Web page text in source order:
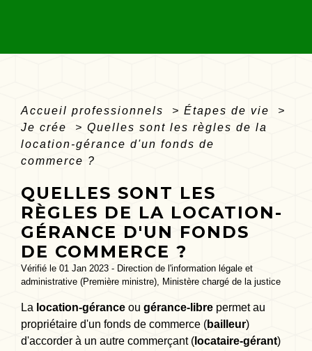
Accueil professionnels > Étapes de vie
>
Je crée
> Quelles sont les règles de la
location-gérance d'un fonds de
commerce ?
QUELLES SONT LES
RÈGLES DE LA LOCATION-
GÉRANCE D'UN FONDS
DE COMMERCE ?
Vérifié le 01 Jan 2023 - Direction de l'information légale et
administrative (Première ministre), Ministère chargé de la justice
La location-gérance ou gérance-libre permet au
propriétaire d'un fonds de commerce (bailleur)
d'accorder à un autre commerçant ( locataire-gérant)